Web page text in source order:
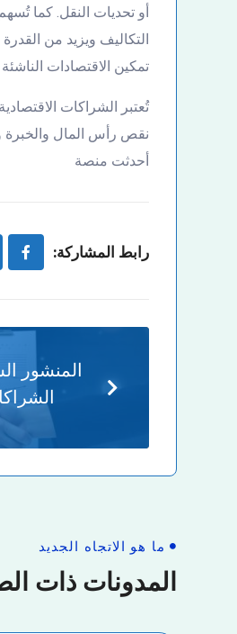
أو تحديات النقل. كما
التكاليف ويزيد من
تمكين الاقتصادات الناشئة
تُعتبر الشراكات
نقص رأس المال والخبرة
أحدثت منصة
رابط المشاركة:
المنشور
ما هو الاتجاه الجديد
المدونات ذات